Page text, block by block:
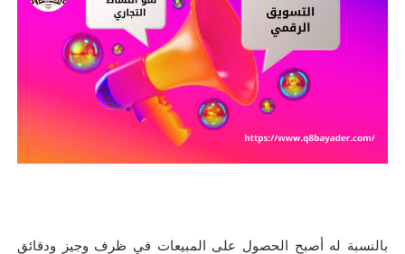
بالنسبة له أصبح الحصول على المبيعات في ظرف وجيز ودقائق